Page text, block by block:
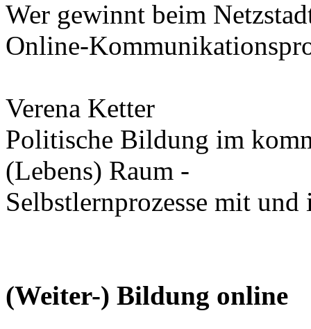
Wer gewinnt beim
Online-
Verena Ketter
Politische Bildung im
(Lebens) Raum -
Selbstlernprozesse mit
(Weiter-) Bildung online